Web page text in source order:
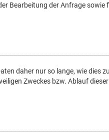
Bearbeitung der Anfrage
daher nur so lange, wie dies
Zweckes bzw. Ablauf